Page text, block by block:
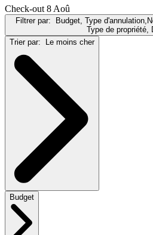
Check-out 8 Aoû
Filtrer par: Budget, Type
Type de propriété,
Trier par: Le moins cher
Budget